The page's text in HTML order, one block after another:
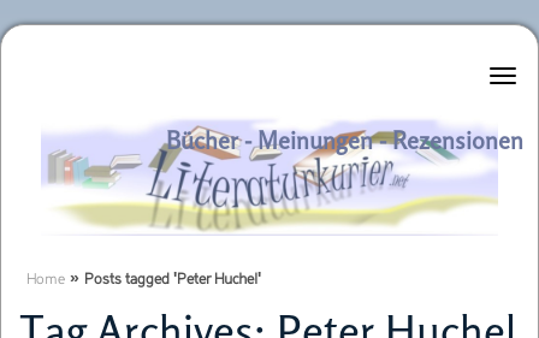
Literaturkurier.net
Bücher - Meinungen - Rezensionen
Home » Posts tagged 'Peter Huchel'